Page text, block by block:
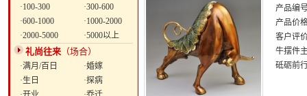
·100-300
·300-600
·600-1000
·1000-2000
·2000-5000
·5000以上
礼尚往来 （场合）
·满月/百日
·婚嫁
·生日
·探病
产品编
产品价
客户评
牛摆件
砥砺前